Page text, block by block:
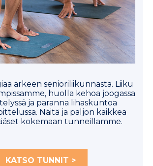
arkeen senioriliikunnasta. Liiku
huolla kehoa joogassa
ja paranna lihaskuntoa
Näitä ja paljon kaikkea
kokemaan tunneillamme.
KATSO TUNNIT >